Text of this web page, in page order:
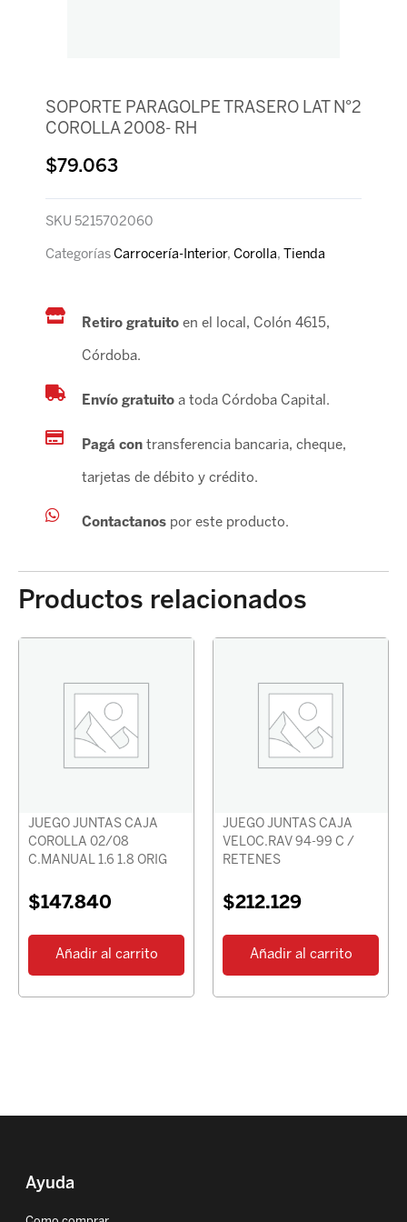
SOPORTE PARAGOLPE TRASERO LAT N°2
COROLLA 2008- RH
$79.063
SKU 5215702060
Categorías Carrocería-Interior, Corolla, Tienda
Retiro gratuito en el local, Colón 4615,
Córdoba.
Envío gratuitoa toda Córdoba Capital.
Pagá contransferencia bancaria, cheque,
tarjetas de débito y crédito.
Contactanospor este producto.
Productos relacionados
JUEGO JUNTAS CAJA
COROLLA 02/08
C.MANUAL 1.6 1.8 ORIG
$147.840
Añadir al carrito
JUEGO JUNTAS CAJA
VELOC.RAV 94-99 C /
RETENES
$212.129
Añadir al carrito
Ayuda